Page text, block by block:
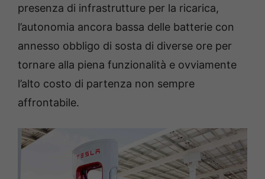
presenza di infrastrutture per la ricarica,
l’autonomia ancora bassa delle batterie con
annesso obbligo di sosta di diverse ore per
tornare alla piena funzionalità e ovviamente
l’alto costo di partenza non sempre
affrontabile.